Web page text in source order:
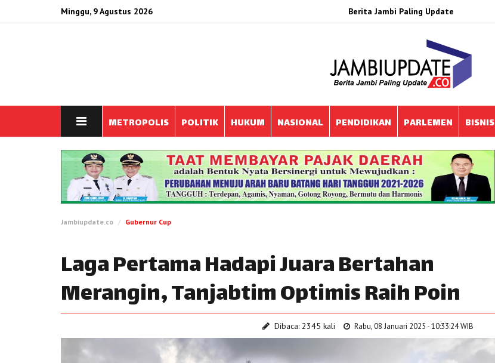
Minggu, 9 Agustus 2026 Berita Jambi Paling Update
METROPOLIS POLITIK HUKUM NASIONAL PENDIDIKAN PARLEMEN BISNIS
Jambiupdate.co Gubernur Cup
Laga Pertama Hadapi Juara Bertahan
Merangin, Tanjabtim Optimis Raih Poin
Dibaca: 2345 kali Rabu, 08 Januari 2025 - 10:33:24 WIB